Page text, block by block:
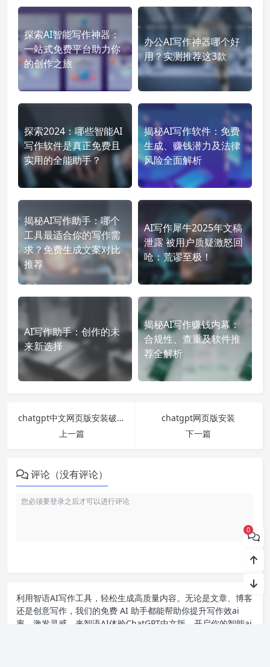
探索AI智能写作神器：
一站式免费平台助力你
的创作之旅
办公AI写作神器哪个好
用？实测推荐这3款
探索2024：哪些智能AI
写作软件是真正免费且
实用的全能助手？
揭秘AI写作软件：免费
生成、赚钱潜力及法律
风险全面解析
揭秘AI写作助手：哪个
工具最适合你的写作需
求？免费生成文案对比
推荐
AI写作犀牛2025年文稿
泄露 被用户质疑激怒回
呛：荒谬至极！
AI写作助手：创作的未
来新选择
揭秘AI写作赚钱内幕：
合规性、查重及软件推
荐全解析
chatgpt中文网页版安装破解版
上一篇
chatgpt网页版安装
下一篇
评论（没有评论）
利用智语AI写作工具，轻松生成高质量内容。无论是文章、博客
还是创意写作，我们的免费 AI 助手都能帮助你提升写作效ai
率，激发灵感。来智语AI体验ChatGPT中文版 ，开启你的智能ai
0